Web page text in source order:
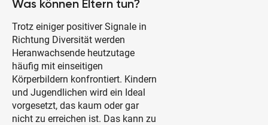
Was können Eltern tun?
Trotz einiger positiver Signale in
Richtung Diversität werden
Heranwachsende heutzutage
häufig mit einseitigen
Körperbildern konfrontiert. Kindern
und Jugendlichen wird ein Ideal
vorgesetzt, das kaum oder gar
nicht zu erreichen ist. Das kann zu